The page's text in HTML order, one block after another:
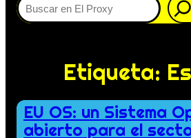
Etiqueta:
EU OS: un Sistema
abierto para el